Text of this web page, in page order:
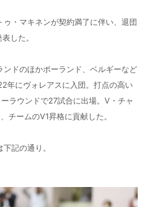
・マキネンが契約満了に伴い、退団
した。
ドのほかポーランド、ベルギーなど
年にヴォレアスに入団。打点の高い
ラウンドで27試合に出場。V・チャ
チームのV1昇格に貢献した。
記の通り。